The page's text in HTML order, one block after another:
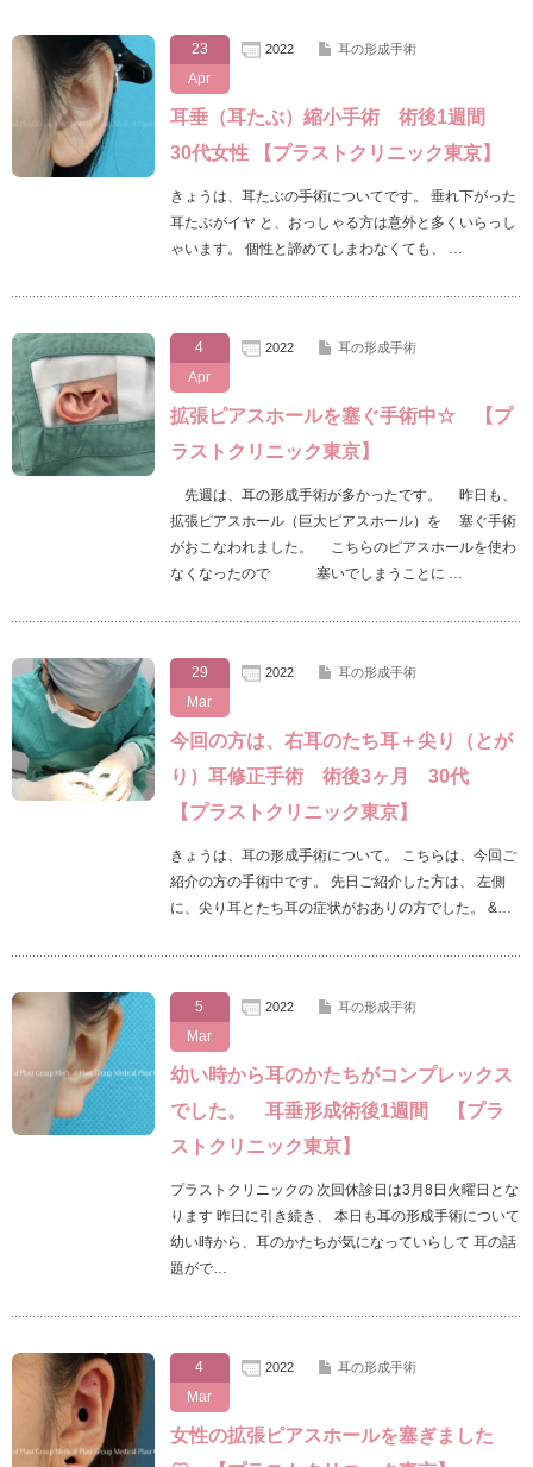
23
Apr
2022 耳の形成手術
耳垂（耳たぶ）縮小手術 術後1週間
30代女性 【プラストクリニック東京】
きょうは、耳たぶの手術についてです。 垂れ下がった
耳たぶがイヤ と、おっしゃる方は意外と多くいらっし
ゃいます。 個性と諦めてしまわなくても、 …
4
Apr
2022 耳の形成手術
拡張ピアスホールを塞ぐ手術中☆ 【プ
ラストクリニック東京】
先週は、耳の形成手術が多かったです。 昨日も、
拡張ピアスホール（巨大ピアスホール）を 塞ぐ手術
がおこなわれました。 こちらのピアスホールを使わ
なくなったので 塞いでしまうことに …
29
Mar
2022 耳の形成手術
今回の方は、右耳のたち耳＋尖り（とが
り）耳修正手術 術後3ヶ月 30代
【プラストクリニック東京】
きょうは、耳の形成手術について。 こちらは、今回ご
紹介の方の手術中です。 先日ご紹介した方は、 左側
に、尖り耳とたち耳の症状がおありの方でした。 &…
5
Mar
2022 耳の形成手術
幼い時から耳のかたちがコンプレックス
でした。 耳垂形成術後1週間 【プラ
ストクリニック東京】
プラストクリニックの 次回休診日は3月8日火曜日とな
ります 昨日に引き続き、 本日も耳の形成手術について
幼い時から、耳のかたちが気になっていらして 耳の話
題がで…
4
Mar
2022 耳の形成手術
女性の拡張ピアスホールを塞ぎました